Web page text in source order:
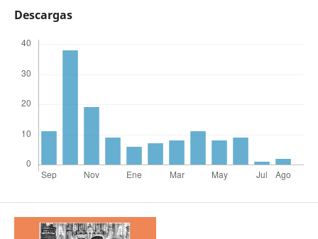
Descargas